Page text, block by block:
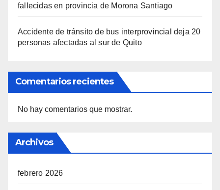
fallecidas en provincia de Morona Santiago
Accidente de tránsito de bus interprovincial deja 20
personas afectadas al sur de Quito
Comentarios recientes
No hay comentarios que mostrar.
Archivos
febrero 2026